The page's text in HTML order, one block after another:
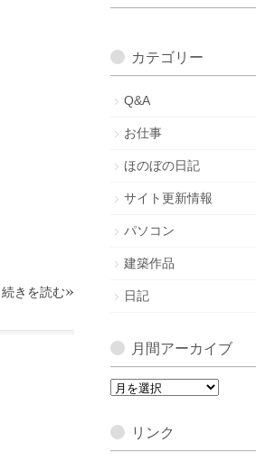
続きを読む»
カテゴリー
Q&A
お仕事
ほのぼの日記
サイト更新情報
パソコン
建築作品
日記
月間アーカイブ
月
ア
ー
リンク